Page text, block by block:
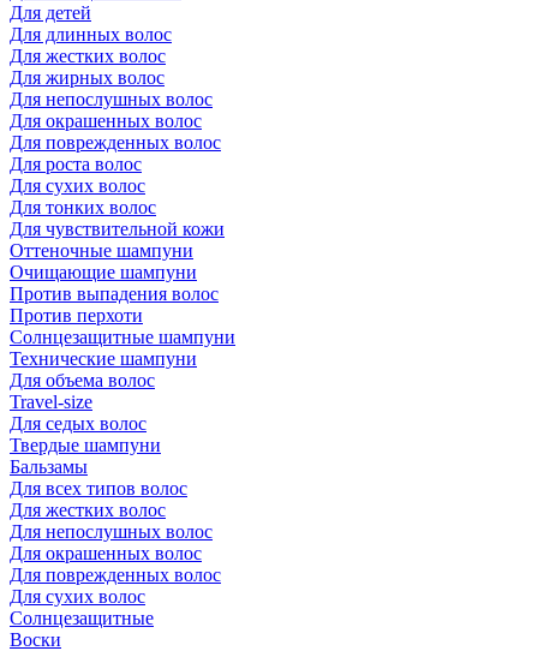
Для детей
Для длинных волос
Для жестких волос
Для жирных волос
Для непослушных волос
Для окрашенных волос
Для поврежденных волос
Для роста волос
Для сухих волос
Для тонких волос
Для чувствительной кожи
Оттеночные шампуни
Очищающие шампуни
Против выпадения волос
Против перхоти
Солнцезащитные шампуни
Технические шампуни
Для объема волос
Travel-size
Для седых волос
Твердые шампуни
Бальзамы
Для всех типов волос
Для жестких волос
Для непослушных волос
Для окрашенных волос
Для поврежденных волос
Для сухих волос
Солнцезащитные
Воски